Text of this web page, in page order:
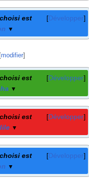
Développer
choisi est
▼
[modifier]
Développer
choisi est
▼
Développer
choisi est
▼
Développer
choisi est
▼